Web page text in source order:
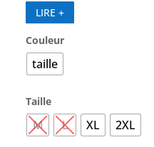
grasses.
LIRE +
Couleur
taille
Taille
M L XL 2XL